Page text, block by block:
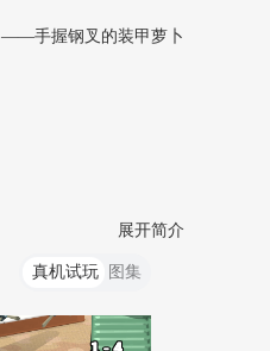
——手握钢叉的装甲萝卜
展开简介
真机试玩 图集